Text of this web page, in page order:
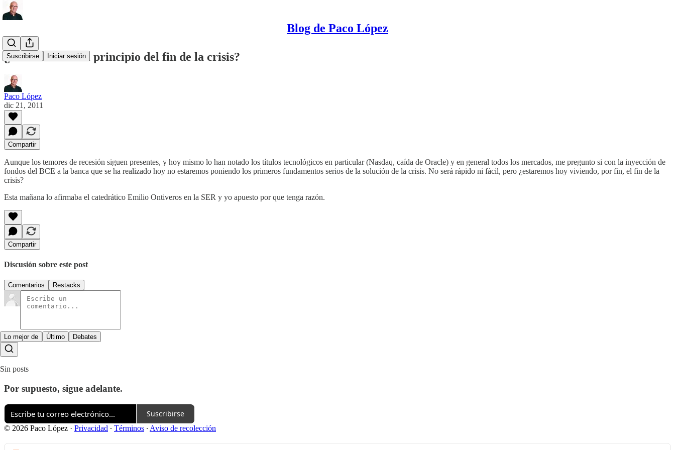
Blog de Paco López
Suscribirse Iniciar sesión
¿Estamos ante el principio del fin de la crisis?
Paco López
dic 21, 2011
Compartir
Aunque los temores de recesión siguen presentes, y hoy mismo lo han notado los títulos tecnológicos en particular (Nasdaq, caída de Oracle) y en general todos los mercados, me pregunto si con la inyección de
fondos del BCE a la banca que se ha realizado hoy no estaremos poniendo los primeros fundamentos serios de la solución de la crisis. No será rápido ni fácil, pero ¿estaremos hoy viviendo, por fin, el fin de la
crisis?
Esta mañana lo afirmaba el catedrático Emilio Ontiveros en la SER y yo apuesto por que tenga razón.
Compartir
Discusión sobre este post
Comentarios Restacks
Lo mejor de Último Debates
Sin posts
Por supuesto, sigue adelante.
Suscribirse
© 2026 Paco López · Privacidad ∙ Términos ∙ Aviso de recolección